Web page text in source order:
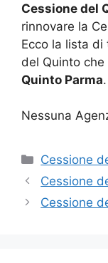
Cessione del
rinnovare la
Ecco la lista di
del Quinto
Quinto Parma.
Nessuna
Categorie
Cessione
Cessione
Cessione